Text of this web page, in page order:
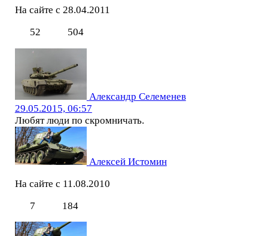
На сайте с 28.04.2011
52
504
Александр Селеменев
29.05.2015, 06:57
Любят люди по скромничать.
Алексей Истомин
На сайте с 11.08.2010
7
184